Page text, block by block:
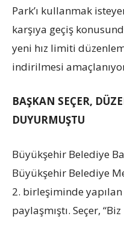
Park’ı kullanmak
karşıya geçiş
yeni hız limiti
indirilmesi
BAŞKAN SEÇER,
DUYURMUŞTU
Büyükşehir Belediye
Büyükşehir Belediye
2. birleşiminde
paylaşmıştı. Seçer, “Biz